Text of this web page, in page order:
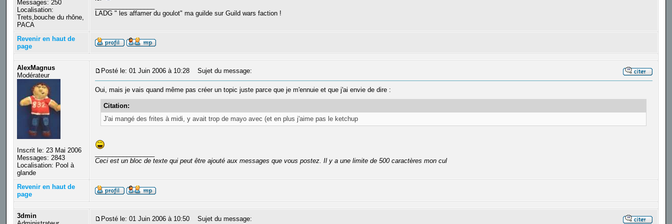
Messages: 250
Localisation:
Trets,bouche du rhône,
PACA
LADG " les affamer du goulot" ma guilde sur Guild wars faction !
Revenir en haut de
page
AlexMagnus
Modérateur
Inscrit le: 23 Mai 2006
Messages: 2843
Localisation: Pool à
glande
Posté le: 01 Juin 2006 à 10:28 Sujet du message:
Oui, mais je vais quand même pas créer un topic juste parce que je m'ennuie et que j'ai envie de dire :
Citation:
J'ai mangé des frites à midi, y avait trop de mayo avec (et en plus j'aime pas le ketchup
Ceci est un bloc de texte qui peut être ajouté aux messages que vous postez. Il y a une limite de 500 caractères mon cul
Revenir en haut de
page
3dmin
Posté le: 01 Juin 2006 à 10:50 Sujet du message: